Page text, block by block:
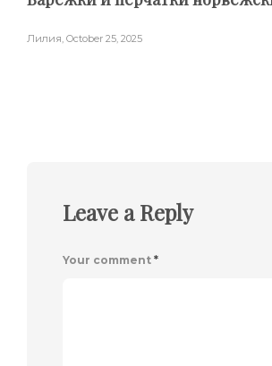
Лилия, October 25, 2025
Leave a Reply
Your comment *